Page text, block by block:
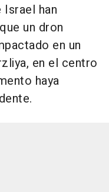
Israel han
un dron
en un
en el centro
haya